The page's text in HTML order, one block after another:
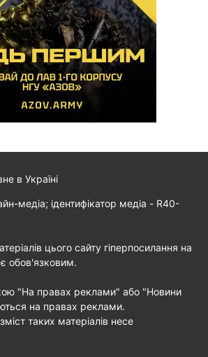
в Україні
медіа; ідентифікатор медіа - R40-
цього сайту гіперпосилання на
обов'язковим.
"На правах реклами" або "Новини
на правах реклами.
таких матеріалів несе